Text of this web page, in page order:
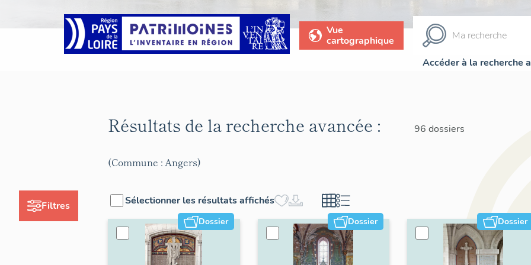
Vue
cartographique
Accéder à la recherche
Filtres
Résultats de la recherche avancée : 96 dossiers
(Commune : Angers)
Sélectionner les résultats affichés
Dossier Dossier Dossier